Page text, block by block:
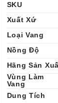
SKU
Xuất Xứ
Loại Vang
Nồng Độ
Hãng Sản
Vùng Làm
Vang
Dung Tích